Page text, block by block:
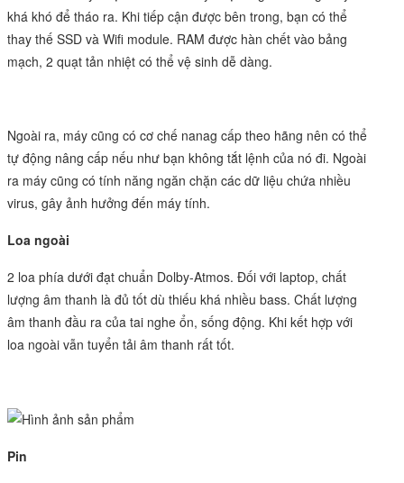
khá khó để tháo ra. Khi tiếp cận được bên trong, bạn có thể
thay thế SSD và Wifi module. RAM được hàn chết vào bảng
mạch, 2 quạt tản nhiệt có thể vệ sinh dễ dàng.
Ngoài ra, máy cũng có cơ chế nanag cấp theo hãng nên có thể
tự động nâng cấp nếu như bạn không tắt lệnh của nó đi. Ngoài
ra máy cũng có tính năng ngăn chặn các dữ liệu chứa nhiều
virus, gây ảnh hưởng đến máy tính.
Loa ngoài
2 loa phía dưới đạt chuẩn Dolby-Atmos. Đối với laptop, chất
lượng âm thanh là đủ tốt dù thiếu khá nhiều bass. Chất lượng
âm thanh đầu ra của tai nghe ổn, sống động. Khi kết hợp với
loa ngoài vẫn tuyển tải âm thanh rất tốt.
Pin